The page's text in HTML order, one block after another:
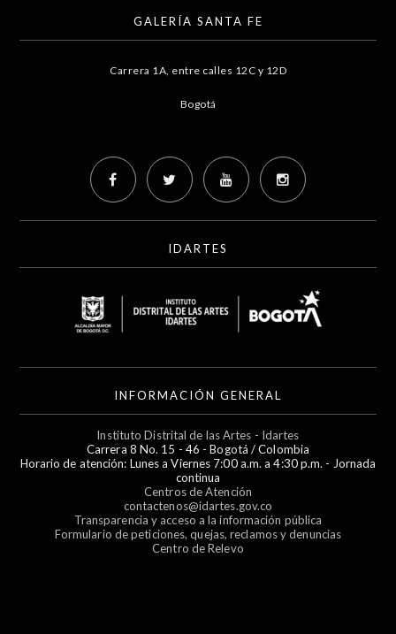
GALERÍA SANTA FE
Carrera 1A, entre calles 12C y 12D
Bogotá
IDARTES
INFORMACIÓN GENERAL
Instituto Distrital de las Artes - Idartes
Carrera 8 No. 15 - 46 - Bogotá / Colombia
Horario de atención: Lunes a Viernes 7:00 a.m. a 4:30 p.m. - Jornada
continua
Centros de Atención
contactenos@idartes.gov.co
Transparencia y acceso a la información pública
Formulario de peticiones, quejas, reclamos y denuncias
Centro de Relevo